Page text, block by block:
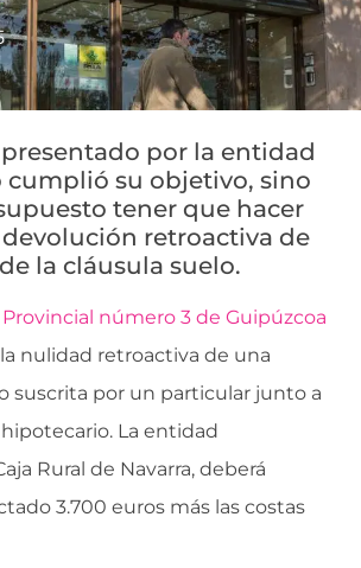
por la entidad
cumplió su objetivo, sino
tener que hacer
retroactiva de
la cláusula suelo.
número 3 de Guipúzcoa
nulidad retroactiva de una
suscrita por un particular junto a
La entidad
Rural de Navarra, deberá
3.700 euros más las costas